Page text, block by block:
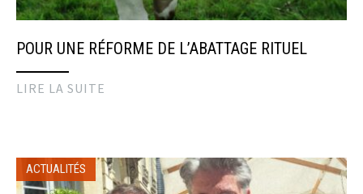
POUR UNE RÉFORME DE L’ABATTAGE RITUEL
LIRE LA SUITE
ACTUALITÉS